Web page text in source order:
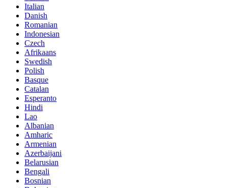
Italian
Danish
Romanian
Indonesian
Czech
Afrikaans
Swedish
Polish
Basque
Catalan
Esperanto
Hindi
Lao
Albanian
Amharic
Armenian
Azerbaijani
Belarusian
Bengali
Bosnian